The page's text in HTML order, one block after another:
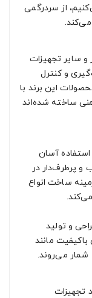
از سردرگمی
و سایر تجهیزات
و کنترل
تمام محصولات این برند با
ساخته شده‌اند
آسان
و پرطرف‌دار در
ساخت انواع
و تولید
باکیفیت مانند
شمار می‌روند.
تولید تجهیزات